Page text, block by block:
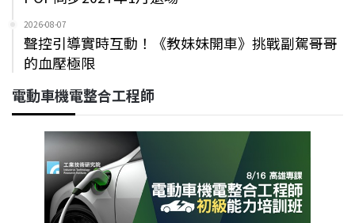
2026-08-07
聲控引導實時互動！《教妹妹開車》挑戰副駕哥哥
的血壓極限
電動車機電整合工程師